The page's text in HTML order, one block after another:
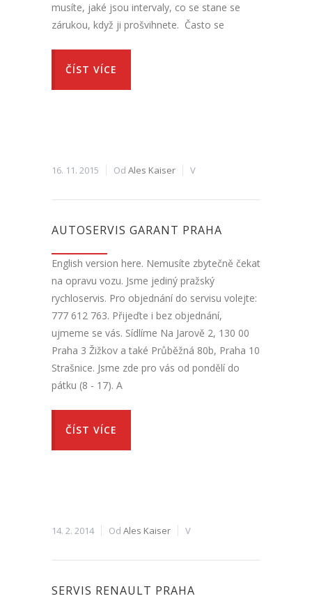
musíte, jaké jsou intervaly, co se stane se
zárukou, když ji prošvihnete. Často se
ČÍST VÍCE
16. 11. 2015 Od Ales Kaiser V
AUTOSERVIS GARANT PRAHA
English version here. Nemusíte zbytečně čekat
na opravu vozu. Jsme jediný pražský
rychloservis. Pro objednání do servisu volejte:
777 612 763. Přijeďte i bez objednání,
ujmeme se vás. Sídlíme Na Jarově 2, 130 00
Praha 3 Žižkov a také Průběžná 80b, Praha 10
Strašnice. Jsme zde pro vás od pondělí do
pátku (8 - 17). A
ČÍST VÍCE
14. 2. 2014 Od Ales Kaiser V
SERVIS RENAULT PRAHA